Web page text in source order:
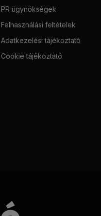
PR ügynökségek
Felhasználási feltételek
Adatkezelési tájékoztató
Cookie tájékoztató